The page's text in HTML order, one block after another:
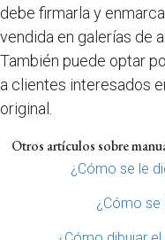
debe firmarla y
vendida en galerías de
También puede optar
a clientes interesados
original.
Otros artículos sobre
¿Cómo se le
¿Cómo se